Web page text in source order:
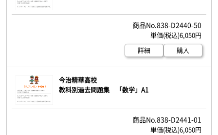
838-D2440-50
6,050円
詳細
購入
今治精華高校
教科別過去問題集 「数学」A1
838-D2441-01
6,050円